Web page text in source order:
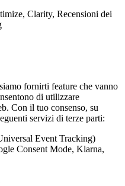
Clarity, Recensioni dei
fornirti feature che vanno
di utilizzare
Con il tuo consenso, su
servizi di terze parti:
Event Tracking)
Consent Mode, Klarna,